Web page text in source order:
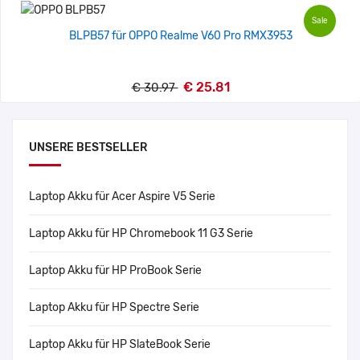
UNSERE BESTSELLER
Laptop Akku für Acer Aspire V5 Serie
Laptop Akku für HP Chromebook 11 G3 Serie
Laptop Akku für HP ProBook Serie
Laptop Akku für HP Spectre Serie
Laptop Akku für HP SlateBook Serie
Sale
BLPB57 für OPPO Realme V60 Pro RMX3953
€ 30.97 € 25.81